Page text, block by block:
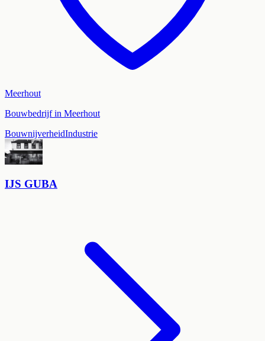
Meerhout
Bouwbedrijf in Meerhout
BouwnijverheidIndustrie
IJS GUBA